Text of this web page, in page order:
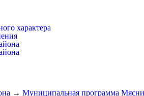
характера
→ Муниципальная программа